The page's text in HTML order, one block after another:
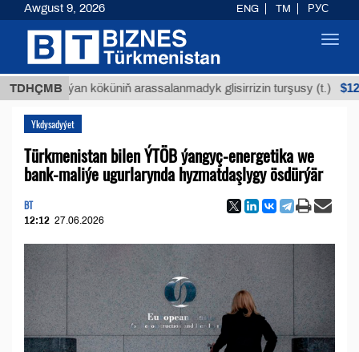
TDHÇMB
Buýan köküniň arassalanmadyk glisirrizin turşusy (t.) $12935,18
Ykdysadyýet
Türkmenistan bilen ÝTÖB ýangyç-energetika we
bank-maliýe ugurlarynda hyzmatdaşlygy ösdürýär
BT
12:12 27.06.2026
Awgust 9, 2026 ENG TM РУС